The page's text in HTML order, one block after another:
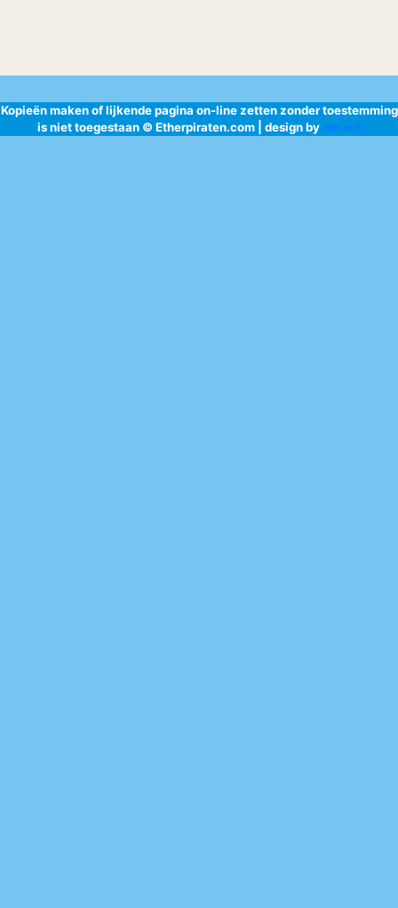
Kopieën maken of lijkende pagina on-line zetten zonder toestemming
is niet toegestaan © Etherpiraten.com | design by mn-ict